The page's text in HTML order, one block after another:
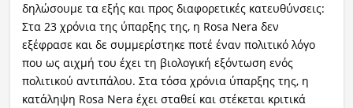
δηλώσουμε τα εξής και προς διαφορετικές κατευθύνσεις:
Στα 23 χρόνια της ύπαρξης της, η Rosa Nera δεν
εξέφρασε και δε συμμερίστηκε ποτέ έναν πολιτικό λόγο
που ως αιχμή του έχει τη βιολογική εξόντωση ενός
πολιτικού αντιπάλου. Στα τόσα χρόνια ύπαρξης της, η
κατάληψη Rosa Nera έχει σταθεί και στέκεται κριτικά